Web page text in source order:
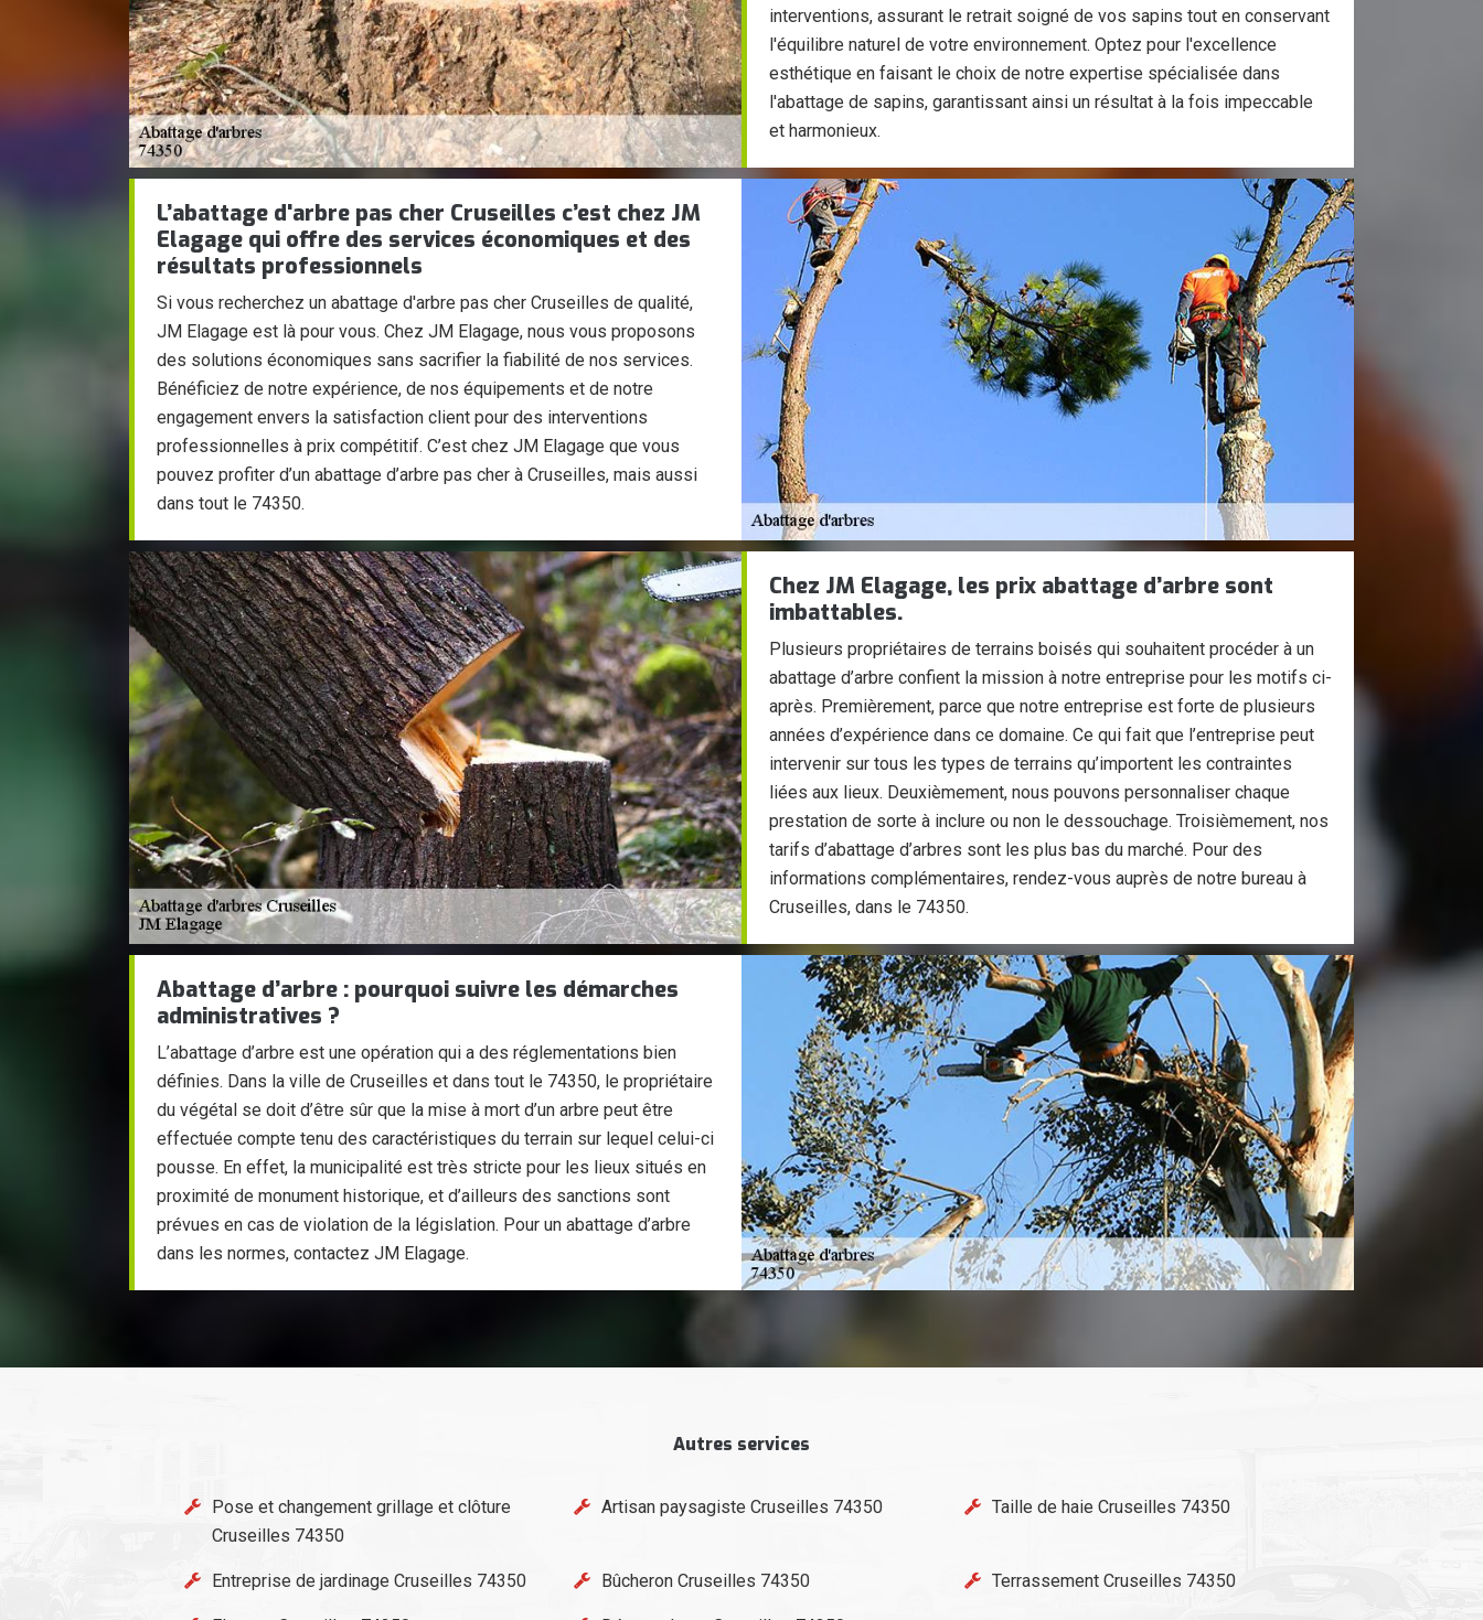
interventions, assurant le retrait soigné de vos sapins tout en conservant
l'équilibre naturel de votre environnement. Optez pour l'excellence
esthétique en faisant le choix de notre expertise spécialisée dans
l'abattage de sapins, garantissant ainsi un résultat à la fois impeccable
et harmonieux.
L’abattage d'arbre pas cher Cruseilles c’est chez JM
Elagage qui offre des services économiques et des
résultats professionnels
Si vous recherchez un abattage d'arbre pas cher Cruseilles de qualité,
JM Elagage est là pour vous. Chez JM Elagage, nous vous proposons
des solutions économiques sans sacrifier la fiabilité de nos services.
Bénéficiez de notre expérience, de nos équipements et de notre
engagement envers la satisfaction client pour des interventions
professionnelles à prix compétitif. C’est chez JM Elagage que vous
pouvez profiter d’un abattage d’arbre pas cher à Cruseilles, mais aussi
dans tout le 74350.
Chez JM Elagage, les prix abattage d’arbre sont
imbattables.
Plusieurs propriétaires de terrains boisés qui souhaitent procéder à un
abattage d’arbre confient la mission à notre entreprise pour les motifs ci-
après. Premièrement, parce que notre entreprise est forte de plusieurs
années d’expérience dans ce domaine. Ce qui fait que l’entreprise peut
intervenir sur tous les types de terrains qu’importent les contraintes
liées aux lieux. Deuxièmement, nous pouvons personnaliser chaque
prestation de sorte à inclure ou non le dessouchage. Troisièmement, nos
tarifs d’abattage d’arbres sont les plus bas du marché. Pour des
informations complémentaires, rendez-vous auprès de notre bureau à
Cruseilles, dans le 74350.
Abattage d’arbre : pourquoi suivre les démarches
administratives ?
L’abattage d’arbre est une opération qui a des réglementations bien
définies. Dans la ville de Cruseilles et dans tout le 74350, le propriétaire
du végétal se doit d’être sûr que la mise à mort d’un arbre peut être
effectuée compte tenu des caractéristiques du terrain sur lequel celui-ci
pousse. En effet, la municipalité est très stricte pour les lieux situés en
proximité de monument historique, et d’ailleurs des sanctions sont
prévues en cas de violation de la législation. Pour un abattage d’arbre
dans les normes, contactez JM Elagage.
Autres services
Pose et changement grillage et clôture
Cruseilles 74350
Artisan paysagiste Cruseilles 74350 Taille de haie Cruseilles 74350
Entreprise de jardinage Cruseilles 74350 Bûcheron Cruseilles 74350 Terrassement Cruseilles 74350